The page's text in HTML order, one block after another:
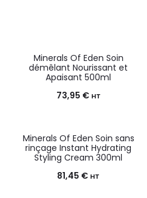
Minerals Of Eden Soin
démêlant Nourissant et
Apaisant 500ml
73,95 € HT
Minerals Of Eden Soin sans
rinçage Instant Hydrating
Styling Cream 300ml
81,45 € HT